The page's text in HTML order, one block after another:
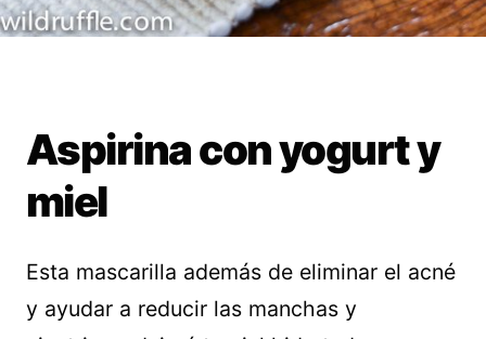
Aspirina con yogurt y
miel
Esta mascarilla además de eliminar el acné
y ayudar a reducir las manchas y